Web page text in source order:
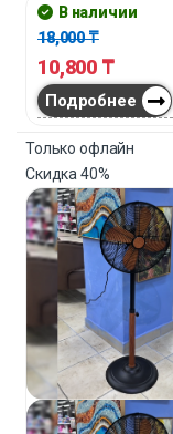
В наличии
18,000₸
10,800 ₸
Подробнее
Только офлайн
Скидка40%